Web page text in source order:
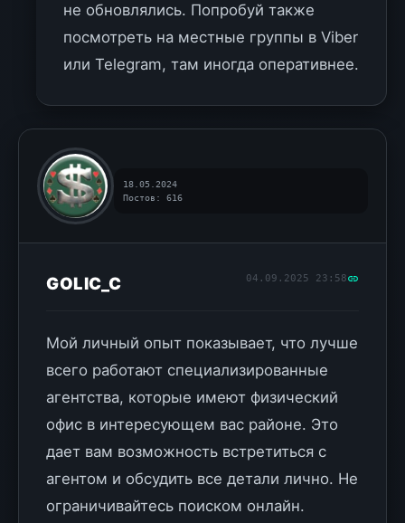
не обновлялись. Попробуй также
посмотреть на местные группы в Viber
или Telegram, там иногда оперативнее.
18.05.2024
Постов: 616
GOLIC_C 04.09.2025 23:58
Мой личный опыт показывает, что лучше
всего работают специализированные
агентства, которые имеют физический
офис в интересующем вас районе. Это
дает вам возможность встретиться с
агентом и обсудить все детали лично. Не
ограничивайтесь поиском онлайн.